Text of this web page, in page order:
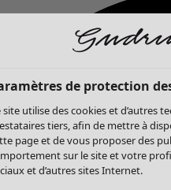
de protection
site utilise des cookies et d’autres
tiers, afin de mettre à
page et de vous proposer des
sur le site et votre
et d’autres sites Internet.